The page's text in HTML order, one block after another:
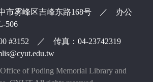
中市雾峰区吉峰东路168号 ／ 办公
506
#3152 ／ 传真：04-23742319
of Poding Memorial Library and